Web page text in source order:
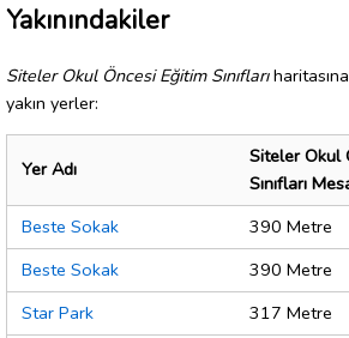
Yakınındakiler
Siteler Okul Öncesi Eğitim Sınıfları
yakın yerler:
Yer Adı
Siteler Okul
Sınıfları
Beste Sokak
390 Metre
Beste Sokak
390 Metre
Star Park
317 Metre